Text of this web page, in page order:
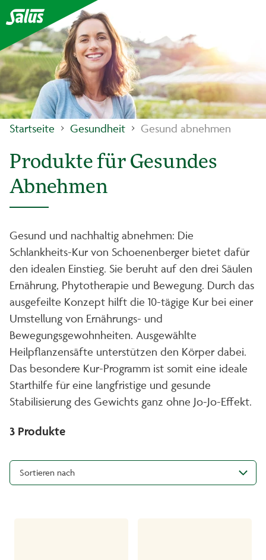
Startseite Gesundheit Gesund abnehmen
Produkte für Gesundes
Abnehmen
Gesund und nachhaltig abnehmen: Die
Schlankheits-Kur von Schoenenberger bietet dafür
den idealen Einstieg. Sie beruht auf den drei Säulen
Ernährung, Phytotherapie und Bewegung. Durch das
ausgefeilte Konzept hilft die 10-tägige Kur bei einer
Umstellung von Ernährungs- und
Bewegungsgewohnheiten. Ausgewählte
Heilpflanzensäfte unterstützen den Körper dabei.
Das besondere Kur-Programm ist somit eine ideale
Starthilfe für eine langfristige und gesunde
Stabilisierung des Gewichts ganz ohne Jo-Jo-Effekt.
3 Produkte
Sortieren nach